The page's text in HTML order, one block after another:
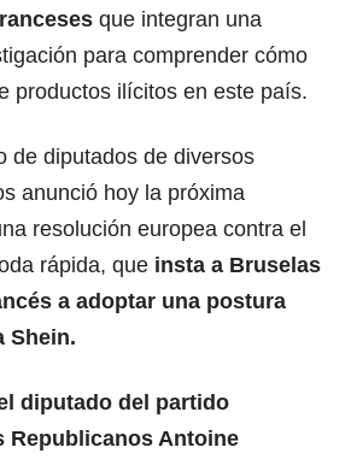
que integran una
para comprender cómo
productos ilícitos en este país.
de diputados de diversos
anunció hoy la próxima
resolución europea contra el
rápida, que insta a Bruselas
a adoptar una postura
Shein.
diputado del partido
Republicanos Antoine